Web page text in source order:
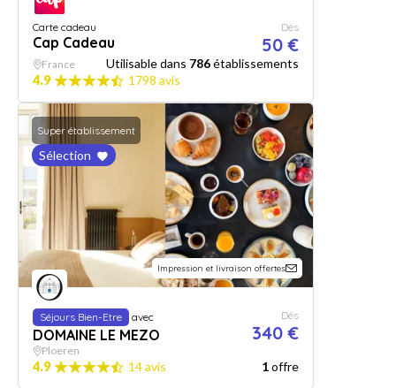
Carte cadeau
Cap Cadeau
Dès
50 €
France Utilisable dans 786établissements
4.9
1798 avis
Super établissement
Sélection
Impression et livraison offertes
Séjours Bien-Etre avec
DOMAINE LE MEZO
Dès
340 €
Ploeren
4.9 14 avis 1offre